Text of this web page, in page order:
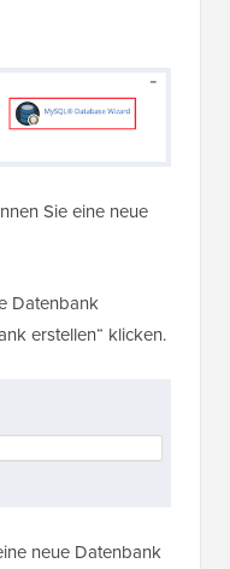
Sie eine neue
Datenbank
erstellen“ klicken.
neue Datenbank